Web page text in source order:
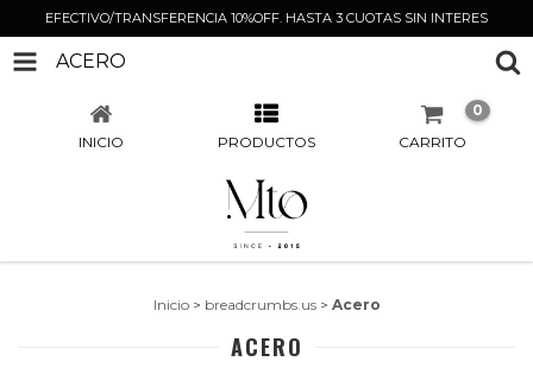
EFECTIVO/TRANSFERENCIA 10%OFF. HASTA 3 CUOTAS SIN INTERES
ACERO
INICIO PRODUCTOS CARRITO
0
Inicio > breadcrumbs.us > Acero
ACERO